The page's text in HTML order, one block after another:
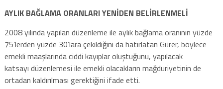
AYLIK BAĞLAMA ORANLARI YENİDEN BELİRLENMELİ
2008 yılında yapılan düzenleme ile aylık bağlama oranının yüzde
75’lerden yüzde 30’lara çekildiğini da hatırlatan Gürer, böylece
emekli maaşlarında ciddi kayıplar oluştuğunu, yapılacak
katsayı düzenlemesi ile emekli olacakların mağduriyetinin de
ortadan kaldırılması gerektiğini ifade etti.